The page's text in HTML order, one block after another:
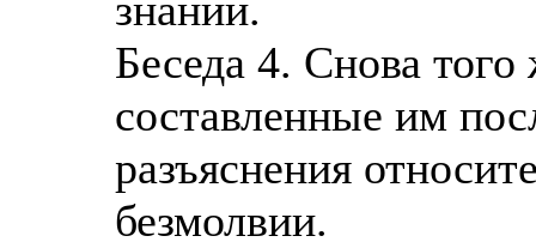
Беседа 4. Снова
составленные им
разъяснения
безмолвии.